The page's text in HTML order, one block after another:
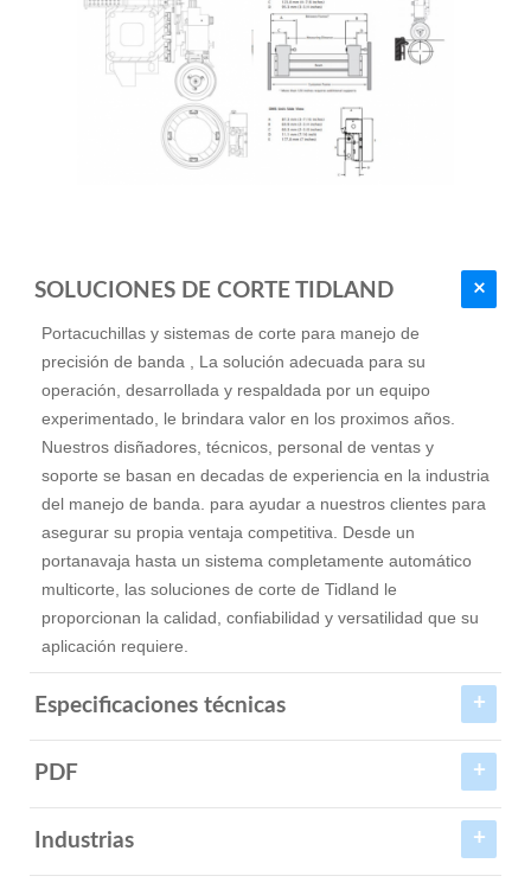
SOLUCIONES DE CORTE TIDLAND
Portacuchillas y sistemas de corte para manejo de
precisión de banda , La solución adecuada para su
operación, desarrollada y respaldada por un equipo
experimentado, le brindara valor en los proximos años.
Nuestros disñadores, técnicos, personal de ventas y
soporte se basan en decadas de experiencia en la industria
del manejo de banda. para ayudar a nuestros clientes para
asegurar su propia ventaja competitiva. Desde un
portanavaja hasta un sistema completamente automático
multicorte, las soluciones de corte de Tidland le
proporcionan la calidad, confiabilidad y versatilidad que su
aplicación requiere.
Especificaciones técnicas
PDF
Industrias